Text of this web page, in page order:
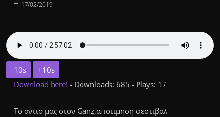
17/02/2019
-10s
+10s
Download here!- Downloads: 685 - Plays: 17
Το αντιο μας στον Ganz,αποτιμηση φεστιβαλ